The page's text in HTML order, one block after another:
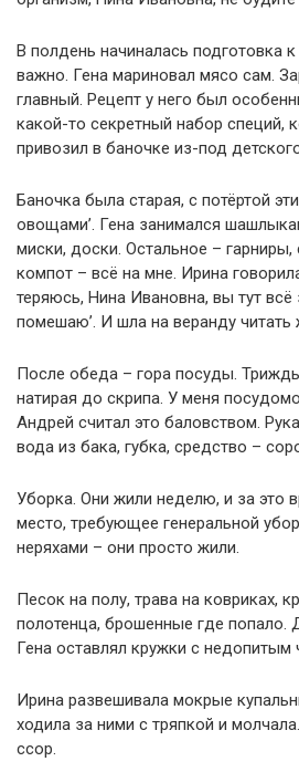
В полдень начиналась подготовка
важно. Гена мариновал мясо сам.
главный. Рецепт у него был
какой-то секретный набор специй,
привозил в баночке из-под
Баночка была старая, с потёртой
овощами’. Гена занимался
миски, доски. Остальное – гарниры,
компот – всё на мне. Ирина
теряюсь, Нина Ивановна, вы тут всё
помешаю’. И шла на веранду читать
После обеда – гора посуды.
натирая до скрипа. У меня
Андрей считал это баловством.
вода из бака, губка, средство –
Уборка. Они жили неделю, и за это
место, требующее генеральной
неряхами – они просто жили.
Песок на полу, трава на ковриках,
полотенца, брошенные где попало.
Гена оставлял кружки с недопитым
Ирина развешивала мокрые
ходила за ними с тряпкой и
ссор.